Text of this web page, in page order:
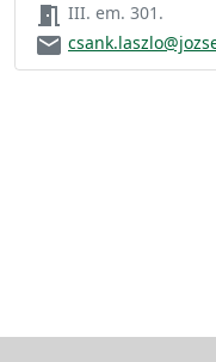
meeting_room III. em. 301.
email